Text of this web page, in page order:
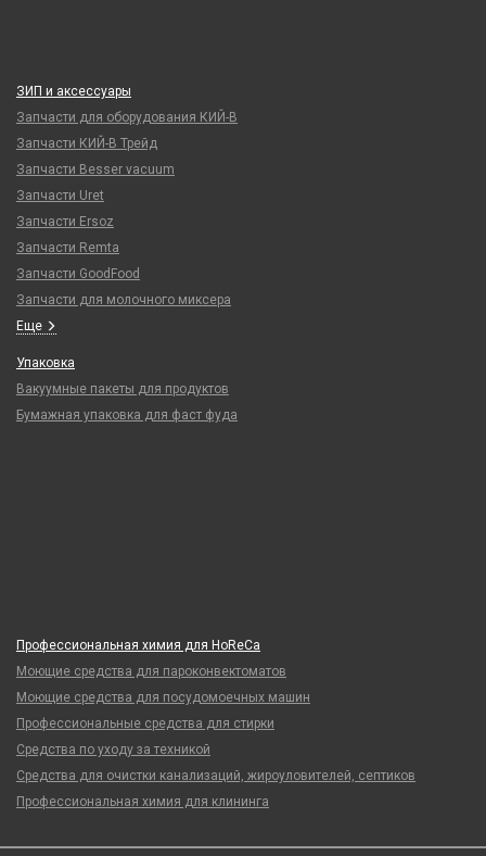
ЗИП и аксессуары
Запчасти для оборудования КИЙ-В
Запчасти КИЙ-В Трейд
Запчасти Besser vacuum
Запчасти Uret
Запчасти Ersoz
Запчасти Remta
Запчасти GoodFood
Запчасти для молочного миксера
Еще
Упаковка
Вакуумные пакеты для продуктов
Бумажная упаковка для фаст фуда
Профессиональная химия для HoReCa
Моющие средства для пароконвектоматов
Моющие средства для посудомоечных машин
Профессиональные средства для стирки
Средства по уходу за техникой
Средства для очистки канализаций, жироуловителей, септиков
Профессиональная химия для клининга